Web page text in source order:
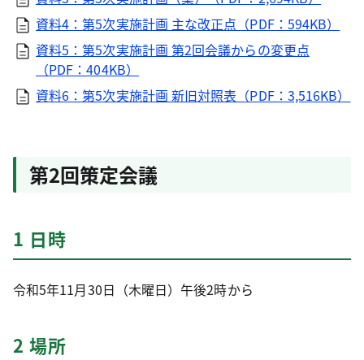
資料4：第5次実施計画 主な改正点（PDF：594KB）
資料5：第5次実施計画 第2回会議からの変更点
（PDF：404KB）
資料6：第5次実施計画 新旧対照表（PDF：3,516KB）
第2回策定会議
1 日時
令和5年11月30日（木曜日）午後2時から
2 場所